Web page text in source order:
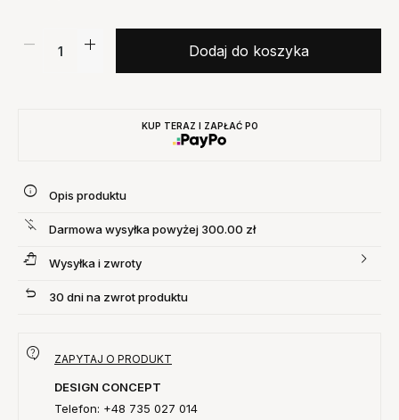
Dodaj do koszyka
KUP TERAZ I ZAPŁAĆ PO
Opis produktu
Darmowa wysyłka powyżej 300.00 zł
Wysyłka i zwroty
30 dni na zwrot produktu
ZAPYTAJ O PRODUKT
DESIGN CONCEPT
Telefon: +48 735 027 014